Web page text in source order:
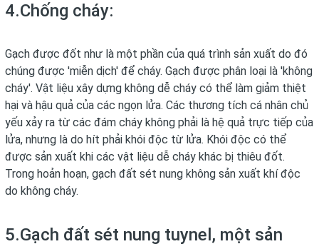
4.Chống cháy:
Gạch được đốt như là một phần của quá trình sản xuất do đó
chúng được 'miễn dịch' để cháy. Gạch được phân loại là 'không
cháy'. Vật liệu xây dựng không dễ cháy có thể làm giảm thiệt
hại và hậu quả của các ngọn lửa. Các thương tích cá nhân chủ
yếu xảy ra từ các đám cháy không phải là hệ quả trực tiếp của
lửa, nhưng là do hít phải khói độc từ lửa. Khói độc có thể
được sản xuất khi các vật liệu dễ cháy khác bị thiêu đốt.
Trong hoản hoạn, gạch đất sét nung không sản xuất khí độc
do không cháy.
5.Gạch đất sét nung tuynel , một sản